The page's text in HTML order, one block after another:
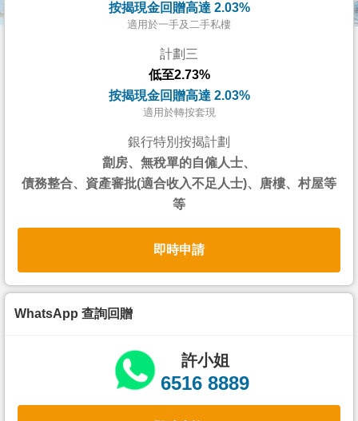
地
數
據
按揭現金回贈高達 2.03%
適用於一手及二手私樓
計劃三
低至2.73%
按揭現金回贈高達 2.03%
適用於轉按套現
銀行特別按揭計劃
劏房、無稅單的自僱人士、
債務整合、資產審批(適合收入不足人士)、唐樓、村屋等
等
即時申請
WhatsApp 查詢回贈
許小姐
6516 8889